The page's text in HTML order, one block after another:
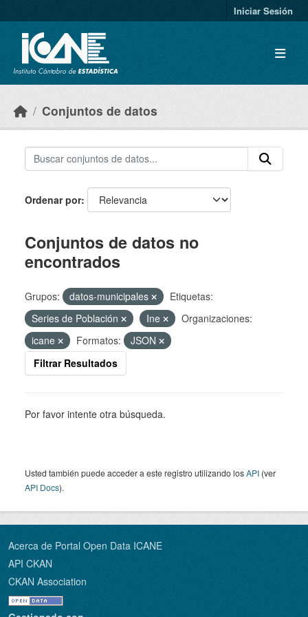
Iniciar Sesión
Conjuntos de datos
Ordenar por
Conjuntos de datos no
encontrados
Grupos: datos-municipales
Etiquetas:
Series de Población
Ine
Organizaciones:
icane
Formatos:
JSON
Filtrar Resultados
Por favor intente otra búsqueda.
Usted también puede acceder a este registro utilizando losAPI (ver
API Docs).
Acerca de Portal Open Data ICANE
API CKAN
CKAN Association